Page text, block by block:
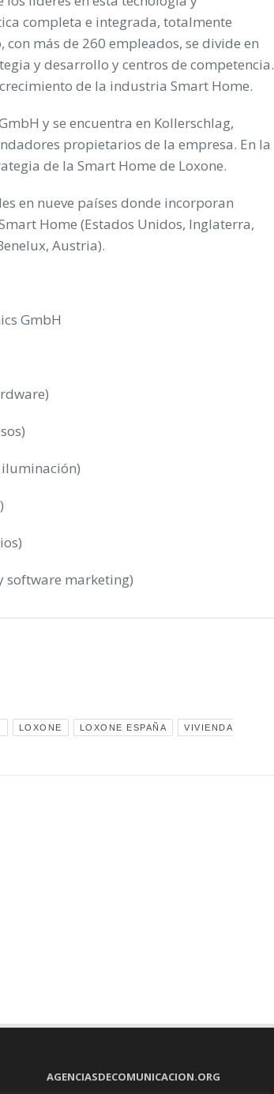
completa e integrada, totalmente
más de 260 empleados, se divide en
y desarrollo y centros de competencia.
de la industria Smart Home.
y se encuentra en Kollerschlag,
propietarios de la empresa. En la
de la Smart Home de Loxone.
en nueve países donde incorporan
Home (Estados Unidos, Inglaterra,
Austria).
GmbH
software marketing)
LOXONE LOXONE ESPAÑA
VIVIENDA
AGENCIASDECOMUNICACION.ORG